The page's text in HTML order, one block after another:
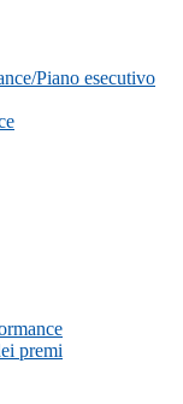
Piano esecutivo
premi